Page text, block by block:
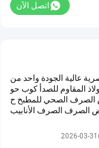
اتصل الآن
عالية الجودة واحد من
المقاوم للصدأ كوب حو
الصحي للمطبخ ح
الصرف الصرف الأنابيب
لصحي المنتج بالجملة
اكسسوارات المطبخ الحديثة
2026-03-31